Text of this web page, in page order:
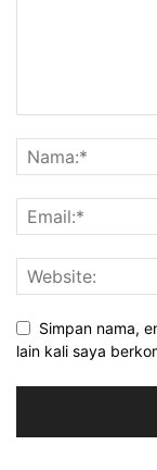
Simpan nama,
lain kali saya